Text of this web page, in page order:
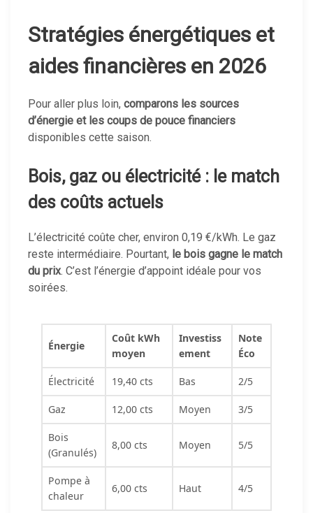
Stratégies énergétiques et
aides financières en 2026
Pour aller plus loin, comparons les sources
d’énergie et les coups de pouce financiers
disponibles cette saison.
Bois, gaz ou électricité : le match
des coûts actuels
L’électricité coûte cher, environ 0,19 €/kWh. Le gaz
reste intermédiaire. Pourtant, le bois gagne le match
du prix. C’est l’énergie d’appoint idéale pour vos
soirées.
Énergie
Coût kWh
moyen
Investiss
ement
Note
Éco
Électricité 19,40 cts Bas 2/5
Gaz 12,00 cts Moyen 3/5
Bois
(Granulés)
8,00 cts Moyen 5/5
Pompe à
chaleur
6,00 cts Haut 4/5